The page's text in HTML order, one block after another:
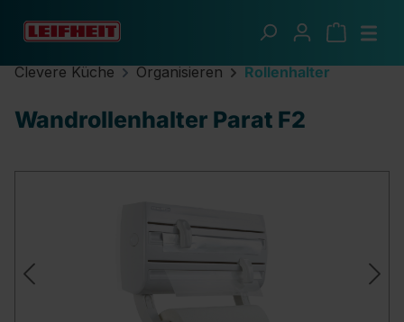
Zum Hauptinhalt springen
Clevere Küche Organisieren Rollenhalter
Wandrollenhalter Parat F2